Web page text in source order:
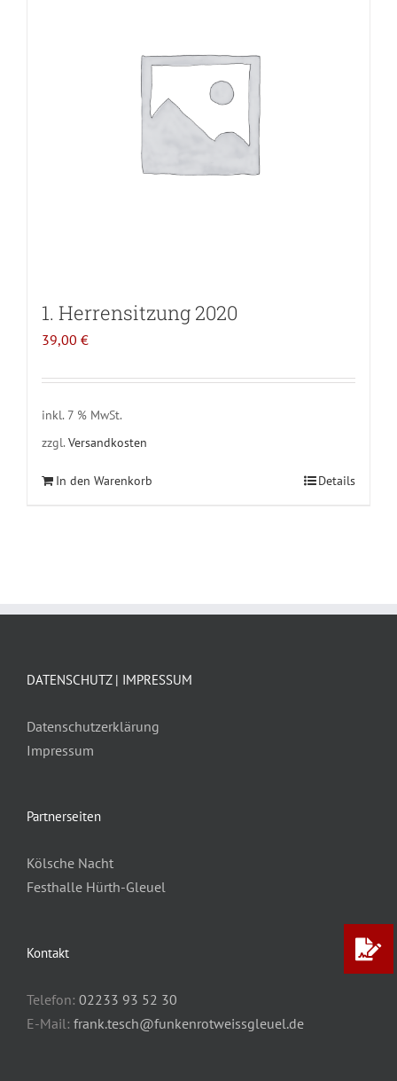
1. Herrensitzung 2020
39,00 €
inkl. 7 % MwSt.
zzgl. Versandkosten
In den Warenkorb Details
DATENSCHUTZ | IMPRESSUM
Datenschutzerklärung
Impressum
Partnerseiten
Kölsche Nacht
Festhalle Hürth-Gleuel
Kontakt
Telefon: 02233 93 52 30
E-Mail: frank.tesch@funkenrotweissgleuel.de